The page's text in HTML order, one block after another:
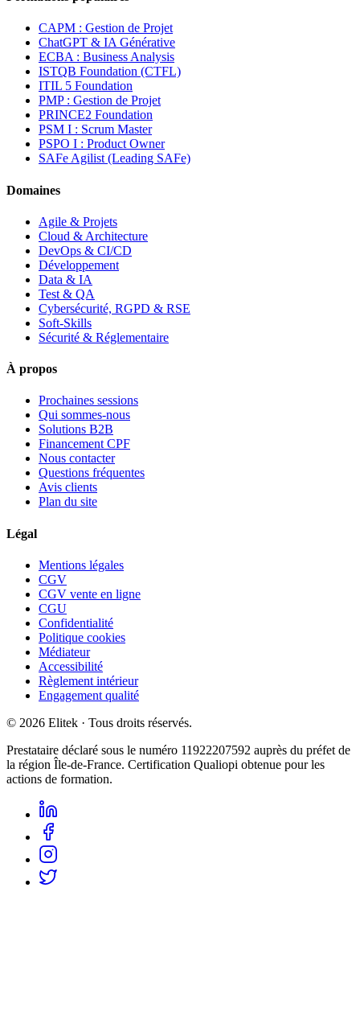
CAPM : Gestion de Projet
ChatGPT & IA Générative
ECBA : Business Analysis
ISTQB Foundation (CTFL)
ITIL 5 Foundation
PMP : Gestion de Projet
PRINCE2 Foundation
PSM I : Scrum Master
PSPO I : Product Owner
SAFe Agilist (Leading SAFe)
Domaines
Agile & Projets
Cloud & Architecture
DevOps & CI/CD
Développement
Data & IA
Test & QA
Cybersécurité, RGPD & RSE
Soft-Skills
Sécurité & Réglementaire
À propos
Prochaines sessions
Qui sommes-nous
Solutions B2B
Financement CPF
Nous contacter
Questions fréquentes
Avis clients
Plan du site
Légal
Mentions légales
CGV
CGV vente en ligne
CGU
Confidentialité
Politique cookies
Médiateur
Accessibilité
Règlement intérieur
Engagement qualité
© 2026 Elitek · Tous droits réservés.
Prestataire déclaré sous le numéro 11922207592 auprès du préfet de
la région Île-de-France. Certification Qualiopi obtenue pour les
actions de formation.